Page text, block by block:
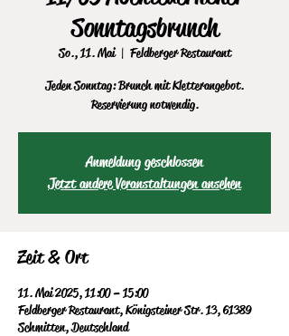
Sonntagsbrunch
So., 11. Mai
  |
Feldberger Restaurant
Jeden Sonntag: Brunch mit Kletterangebot.
Reservierung notwendig.
Anmeldung geschlossen
Jetzt andere Veranstaltungen ansehen
Zeit & Ort
11. Mai 2025, 11:00 – 15:00
Feldberger Restaurant, Königsteiner Str. 13, 61389
Schmitten, Deutschland